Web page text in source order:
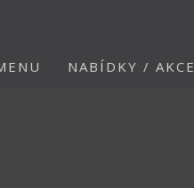
NABÍDKY / AKCE